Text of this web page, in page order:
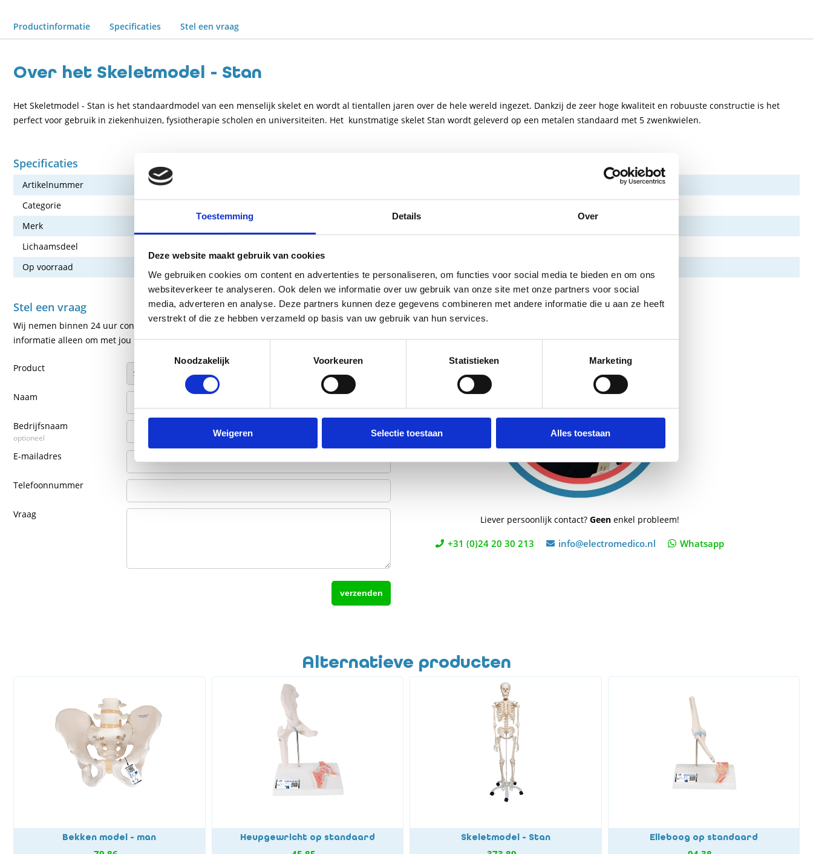
Toestemming Details Over
Deze website maakt gebruik van cookies
We gebruiken cookies om content en advertenties te personaliseren, om functies voor social media te bieden en om ons
websiteverkeer te analyseren. Ook delen we informatie over uw gebruik van onze site met onze partners voor social
media, adverteren en analyse. Deze partners kunnen deze gegevens combineren met andere informatie die u aan ze heeft
verstrekt of die ze hebben verzameld op basis van uw gebruik van hun services.
Noodzakelijk
Voorkeuren Statistieken Marketing
Weigeren Selectie toestaan Alles toestaan
Productinformatie Specificaties Stel een vraag
Over het Skeletmodel - Stan
Het Skeletmodel - Stan is het standaardmodel van een menselijk skelet en wordt al tientallen jaren over de hele wereld ingezet. Dankzij de zeer hoge kwaliteit en robuuste constructie is het
perfect voor gebruik in ziekenhuizen, fysiotherapie scholen en universiteiten. Het kunstmatige skelet Stan wordt geleverd op een metalen standaard met 5 zwenkwielen.
Specificaties
Artikelnummer
Categorie
Merk
Lichaamsdeel
Op voorraad
Stel een vraag
Wij nemen binnen 24 uur contact met je op via de e-mail of telefoon. We gebruiken je
informatie alleen om met jou in contact te komen.
Product
Naam
Bedrijfsnaam
optioneel
E-mailadres
Telefoonnummer
Vraag Liever persoonlijk contact? Geenenkel probleem!
+31 (0)24 20 30 213 info@electromedico.nl Whatsapp
Alternatieve producten
Bekken model - man Heupgewricht op standaard Skeletmodel - Stan Elleboog op standaard